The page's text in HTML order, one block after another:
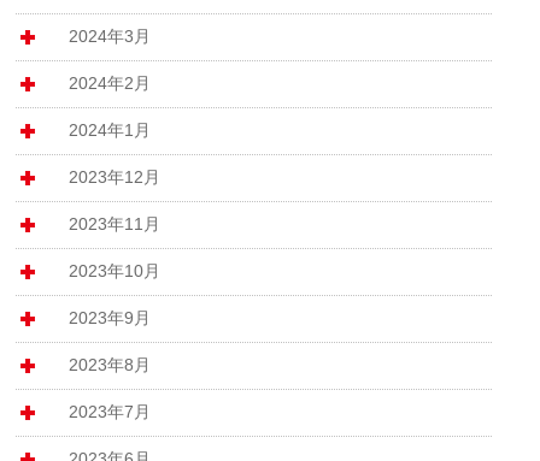
2024年3月
2024年2月
2024年1月
2023年12月
2023年11月
2023年10月
2023年9月
2023年8月
2023年7月